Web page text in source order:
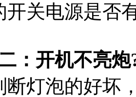
开关电源是否
：开机不亮炮
断灯泡的好坏